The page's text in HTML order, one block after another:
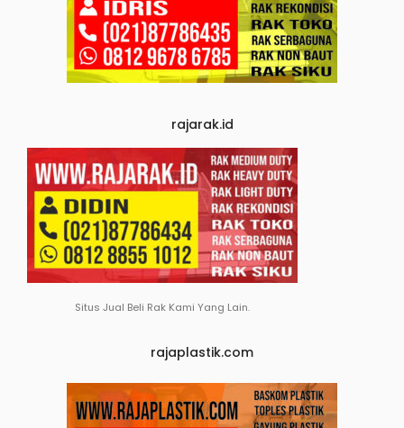
rajarak.id
Situs Jual Beli Rak Kami Yang Lain.
rajaplastik.com